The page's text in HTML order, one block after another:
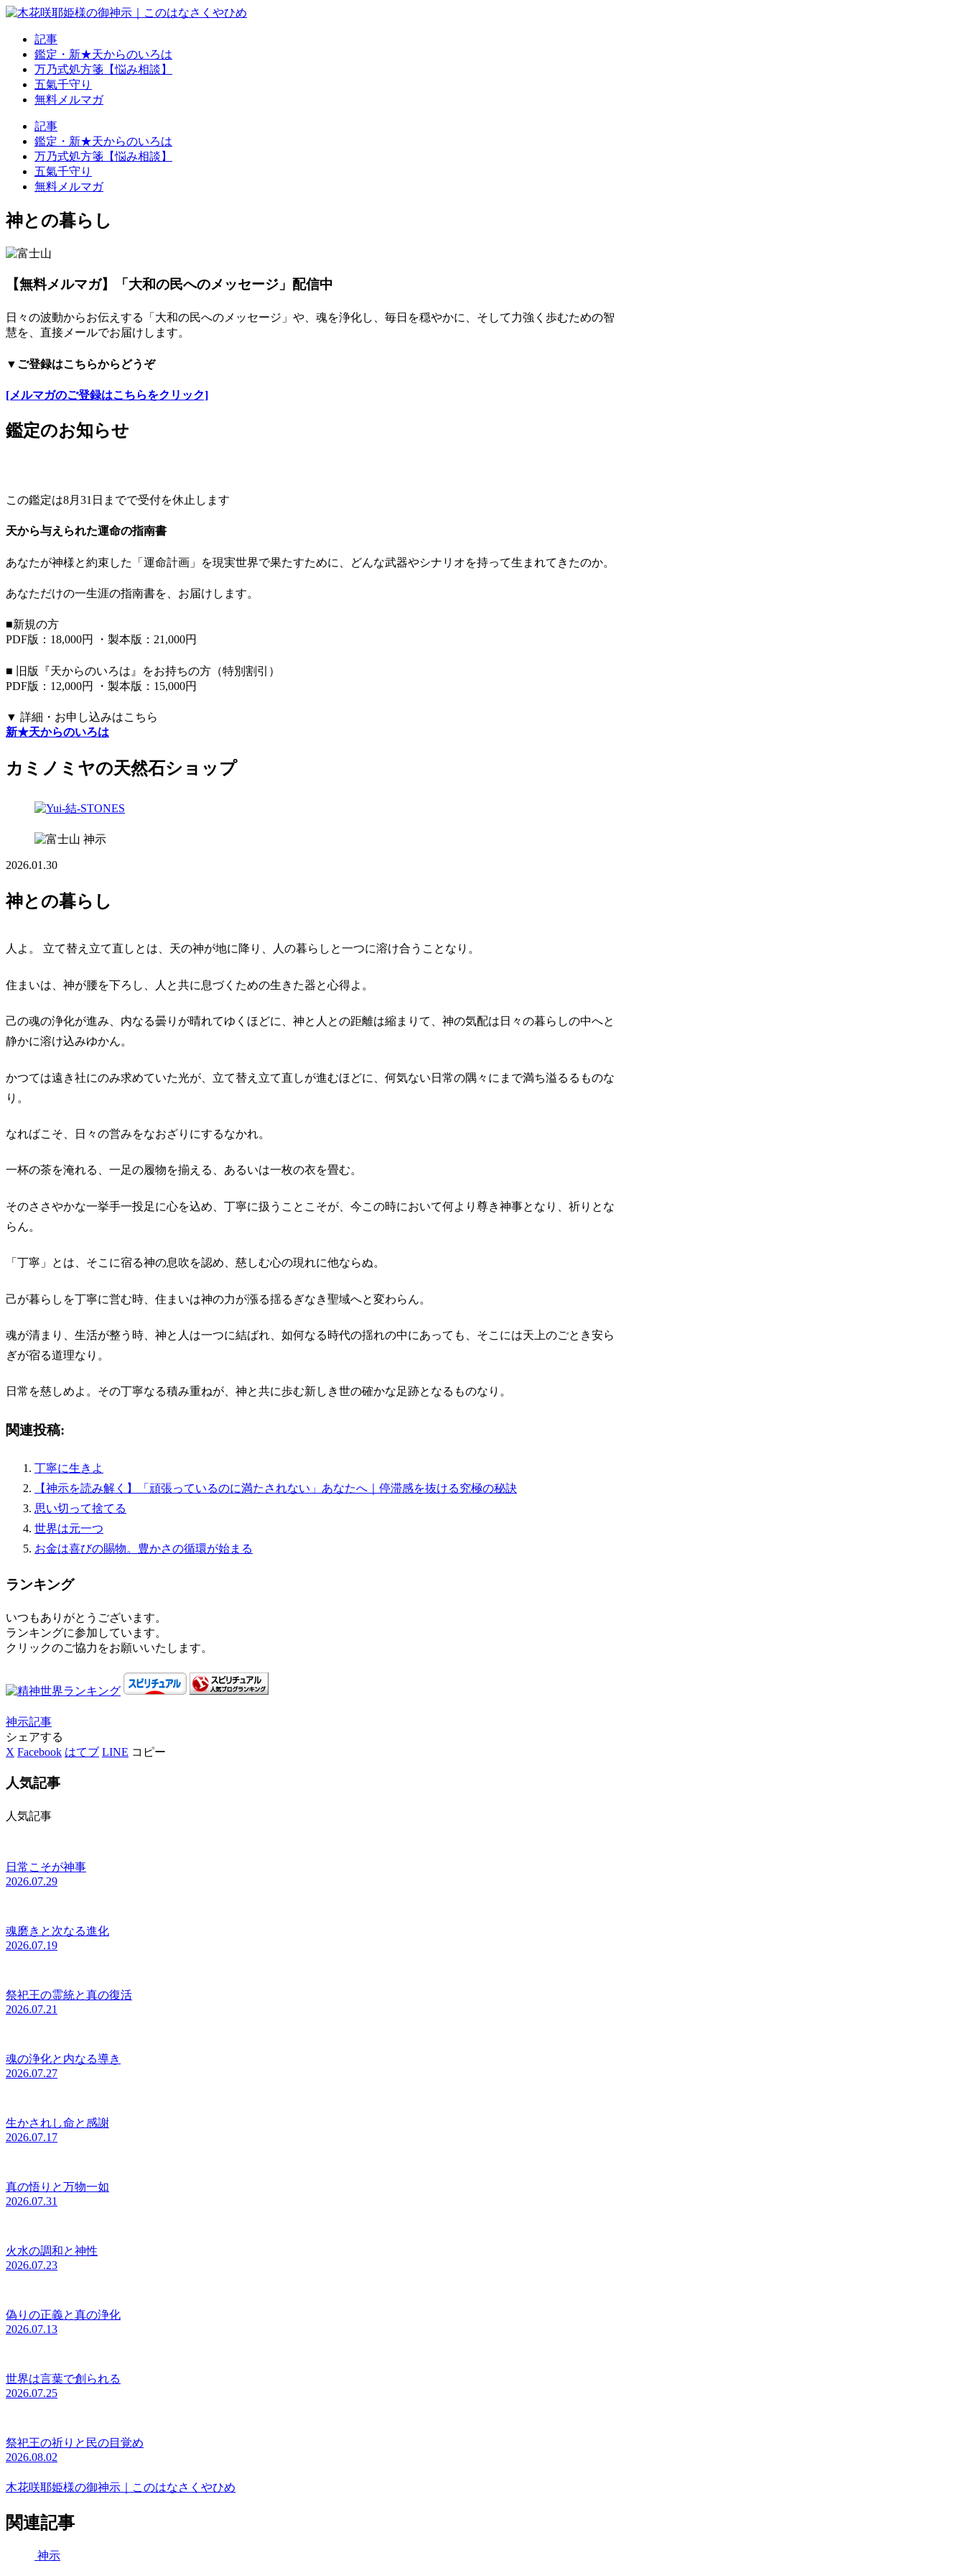
記事
鑑定・新★天からのいろは
万乃式処方箋【悩み相談】
五氣千守り
無料メルマガ
記事
鑑定・新★天からのいろは
万乃式処方箋【悩み相談】
五氣千守り
無料メルマガ
神との暮らし
【無料メルマガ】「大和の民へのメッセージ」配信中
日々の波動からお伝えする「大和の民へのメッセージ」や、魂を浄化し、毎日を穏やかに、そして力強く歩むための智
慧を、直接メールでお届けします。
▼ご登録はこちらからどうぞ
[メルマガのご登録はこちらをクリック]
鑑定のお知らせ
この鑑定は8月31日までで受付を休止します
天から与えられた運命の指南書
あなたが神様と約束した「運命計画」を現実世界で果たすために、どんな武器やシナリオを持って生まれてきたのか。
あなただけの一生涯の指南書を、お届けします。
■新規の方
PDF版：18,000円 ・製本版：21,000円
■ 旧版『天からのいろは』をお持ちの方（特別割引）
PDF版：12,000円 ・製本版：15,000円
▼ 詳細・お申し込みはこちら
新★天からのいろは
カミノミヤの天然石ショップ
神示
2026.01.30
神との暮らし
人よ。 立て替え立て直しとは、天の神が地に降り、人の暮らしと一つに溶け合うことなり。
住まいは、神が腰を下ろし、人と共に息づくための生きた器と心得よ。
己の魂の浄化が進み、内なる曇りが晴れてゆくほどに、神と人との距離は縮まりて、神の気配は日々の暮らしの中へと
静かに溶け込みゆかん。
かつては遠き社にのみ求めていた光が、立て替え立て直しが進むほどに、何気ない日常の隅々にまで満ち溢るるものな
り。
なればこそ、日々の営みをなおざりにするなかれ。
一杯の茶を淹れる、一足の履物を揃える、あるいは一枚の衣を畳む。
そのささやかな一挙手一投足に心を込め、丁寧に扱うことこそが、今この時において何より尊き神事となり、祈りとな
らん。
「丁寧」とは、そこに宿る神の息吹を認め、慈しむ心の現れに他ならぬ。
己が暮らしを丁寧に営む時、住まいは神の力が漲る揺るぎなき聖域へと変わらん。
魂が清まり、生活が整う時、神と人は一つに結ばれ、如何なる時代の揺れの中にあっても、そこには天上のごとき安ら
ぎが宿る道理なり。
日常を慈しめよ。その丁寧なる積み重ねが、神と共に歩む新しき世の確かな足跡となるものなり。
関連投稿:
丁寧に生きよ
【神示を読み解く】「頑張っているのに満たされない」あなたへ｜停滞感を抜ける究極の秘訣
思い切って捨てる
世界は元一つ
お金は喜びの賜物。豊かさの循環が始まる
ランキング
いつもありがとうございます。
ランキングに参加しています。
クリックのご協力をお願いいたします。
神示記事
シェアする
X Facebook はてブ LINE コピー
人気記事
人気記事
日常こそが神事
2026.07.29
魂磨きと次なる進化
2026.07.19
祭祀王の霊統と真の復活
2026.07.21
魂の浄化と内なる導き
2026.07.27
生かされし命と感謝
2026.07.17
真の悟りと万物一如
2026.07.31
火水の調和と神性
2026.07.23
偽りの正義と真の浄化
2026.07.13
世界は言葉で創られる
2026.07.25
祭祀王の祈りと民の目覚め
2026.08.02
木花咲耶姫様の御神示｜このはなさくやひめ
関連記事
神示